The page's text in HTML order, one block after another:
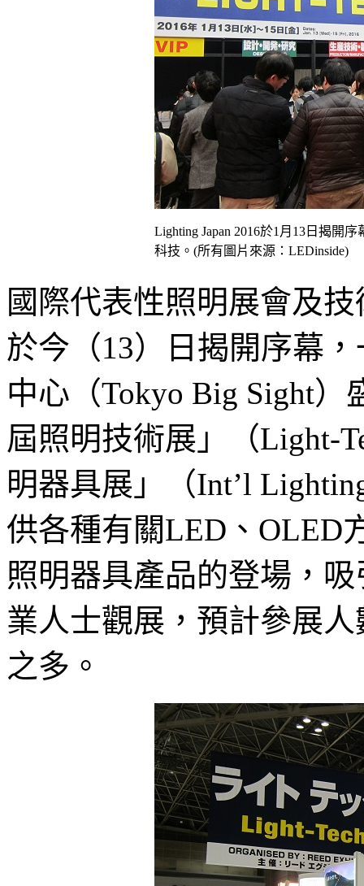
Lighting Japan 2016於1月13日揭開
科技。(所有圖片來源：LEDinside)
國際代表性照明展會及技
於今（13）日揭開序幕
中心（Tokyo Big Sight
屆照明技術展」（Light-
明器具展」（Int’l
供各種有關LED、OLED
照明器具產品的登場，
業人士觀展，預計參展
之多。